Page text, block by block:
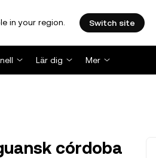
in your region. Switch site
Lär dig Mer
córdoba